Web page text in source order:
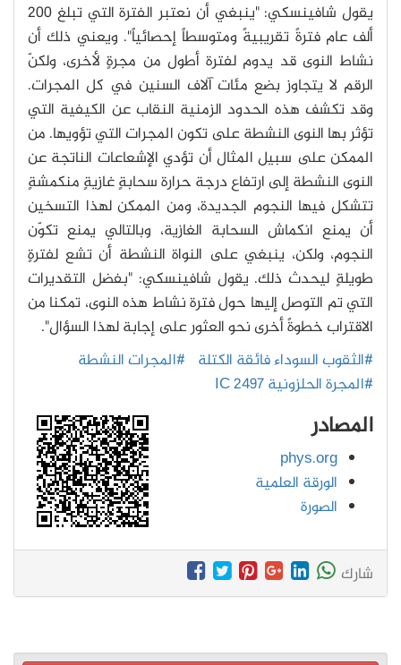
يقول شافينسكي: "ينبغي أن نعتبر الفترة التي تبلغ 200
ألف عام فترةً تقريبيةً ومتوسطاً إحصائياً". ويعني ذلك أن
نشاط النوى قد يدوم لفترة أطول من مجرةٍ لأخرى، ولكنّ
الرقم لا يتجاوز بضع مئات آلاف السنين في كل المجرات.
وقد تكشف هذه الحدود الزمنية النقاب عن الكيفية التي
تؤثر بها النوى النشطة على تكون المجرات التي تؤويها. من
الممكن على سبيل المثال أن تؤدي الإشعاعات الناتجة عن
النوى النشطة إلى ارتفاع درجة حرارة سحابةٍ غازيةٍ منكمشةٍ
تتشكل فيها النجوم الجديدة، ومن الممكن لهذا التسخين
أن يمنع انكماش السحابة الغازية، وبالتالي يمنع تكوّن
النجوم، ولكن، ينبغي على النواة النشطة أن تشع لفترةٍ
طويلةٍ ليحدث ذلك. يقول شافينسكي: "بفضل التقديرات
التي تم التوصل إليها حول فترة نشاط هذه النوى، تمكنا من
الاقتراب خطوةً أخرى نحو العثور على إجابة لهذا السؤال".
#الثقوب السوداء فائقة الكتلة #المجرات النشطة
#المجرة الحلزونية IC 2497
المصادر
phys.org
الورقة العلمية
الصورة
شارك